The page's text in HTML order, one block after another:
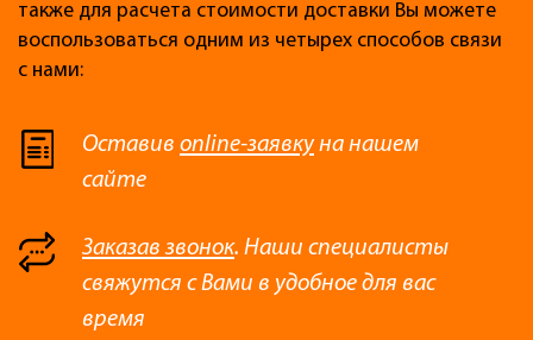
также для расчета стоимости доставки Вы можете
воспользоваться одним из четырех способов связи
с нами:
Оставив online-заявкуна нашем
сайте
Заказав звонок. Наши специалисты
свяжутся с Вами в удобное для вас
время